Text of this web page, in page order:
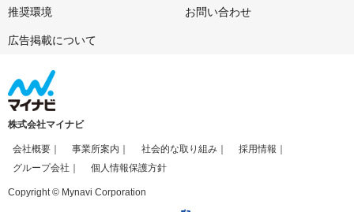
推奨環境 お問い合わせ
広告掲載について
株式会社マイナビ
会社概要 事業所案内 社会的な取り組み
採用情報
グループ会社
個人情報保護方針
Copyright © Mynavi Corporation